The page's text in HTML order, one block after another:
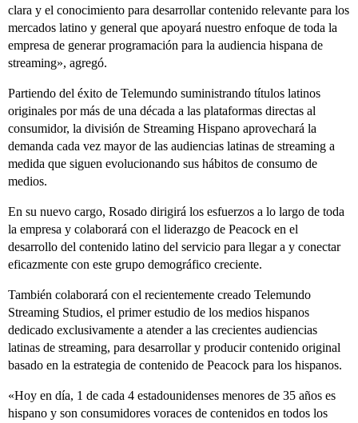
clara y el conocimiento para desarrollar contenido relevante para los
mercados latino y general que apoyará nuestro enfoque de toda la
empresa de generar programación para la audiencia hispana de
streaming», agregó.
Partiendo del éxito de Telemundo suministrando títulos latinos
originales por más de una década a las plataformas directas al
consumidor, la división de Streaming Hispano aprovechará la
demanda cada vez mayor de las audiencias latinas de streaming a
medida que siguen evolucionando sus hábitos de consumo de
medios.
En su nuevo cargo, Rosado dirigirá los esfuerzos a lo largo de toda
la empresa y colaborará con el liderazgo de Peacock en el
desarrollo del contenido latino del servicio para llegar a y conectar
eficazmente con este grupo demográfico creciente.
También colaborará con el recientemente creado Telemundo
Streaming Studios, el primer estudio de los medios hispanos
dedicado exclusivamente a atender a las crecientes audiencias
latinas de streaming, para desarrollar y producir contenido original
basado en la estrategia de contenido de Peacock para los hispanos.
«Hoy en día, 1 de cada 4 estadounidenses menores de 35 años es
hispano y son consumidores voraces de contenidos en todos los